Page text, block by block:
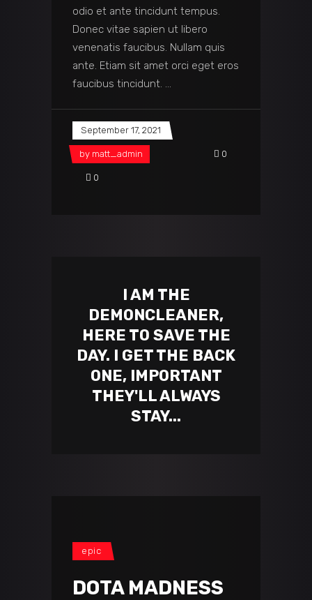
odio et ante tincidunt tempus.
Donec vitae sapien ut libero
venenatis faucibus. Nullam quis
ante. Etiam sit amet orci eget eros
faucibus tincidunt.
September 17, 2021
by matt_admin 0
0
I AM THE
DEMONCLEANER,
HERE TO SAVE THE
DAY. I GET THE BACK
ONE, IMPORTANT
THEY'LL ALWAYS
STAY...
epic
DOTA MADNESS